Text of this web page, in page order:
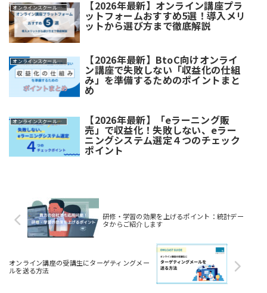
オンラインスクール・講座 【2026年最新】オンライン講座プラ
ットフォームおすすめ5選！導入メリ
ットから選び方まで徹底解説
オンラインスクール・講座 【2026年最新】BtoC向けオンライ
ン講座で失敗しない「収益化の仕組
み」を準備するためのポイントまと
め
オンラインスクール・講座 【2026年最新】「eラーニング販
売」で収益化！失敗しない、eラー
ニングシステム選定４つのチェック
ポイント
研修・学習の効果を上げるポイント：統計デー
タからご紹介します
オンライン講座の受講生にターゲティングメー
ルを送る方法